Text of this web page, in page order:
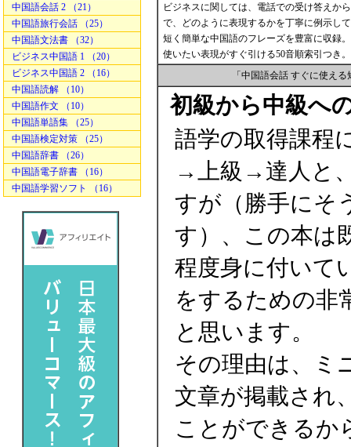
中国語会話 2 （21）
中国語旅行会話 （25）
中国語文法書 （32）
ビジネス中国語 1 （20）
ビジネス中国語 2 （16）
中国語読解 （10）
中国語作文 （10）
中国語単語集 （25）
中国語検定対策 （25）
中国語辞書 （26）
中国語電子辞書 （16）
中国語学習ソフト （16）
ビジネスに関しては、電話での受け答えか
で、どのように表現するかを丁寧に例示し
短く簡単な中国語のフレーズを豊富に収録。
使いたい表現がすぐ引ける50音順索引つき
「中国語会話 すぐに使え
初級から中級へ
語学の取得課
→上級→達人と
すが（勝手にそ
す）、この本は
程度身に付いて
をするための非
と思います。
その理由は、ミ
文章が掲載され
ことができるか